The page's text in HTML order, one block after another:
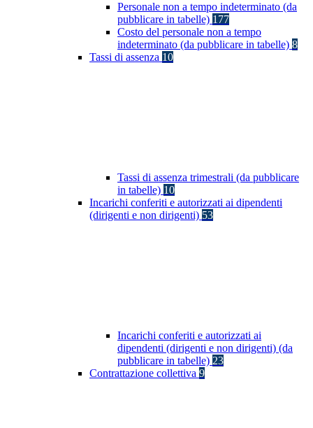
Personale non a tempo indeterminato (da
pubblicare in tabelle) 177
Costo del personale non a tempo
indeterminato (da pubblicare in tabelle) 8
Tassi di assenza 10
Tassi di assenza trimestrali (da pubblicare
in tabelle) 10
Incarichi conferiti e autorizzati ai dipendenti
(dirigenti e non dirigenti) 53
Incarichi conferiti e autorizzati ai
dipendenti (dirigenti e non dirigenti) (da
pubblicare in tabelle) 23
Contrattazione collettiva 9